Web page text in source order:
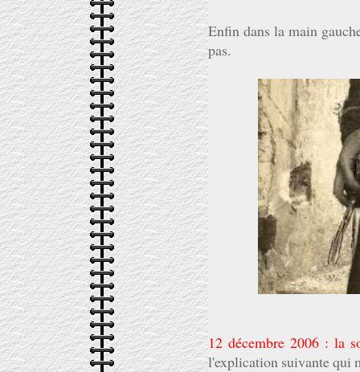
Enfin dans la main
pas.
12 décembre 2006 : la
l'explication suivante qui